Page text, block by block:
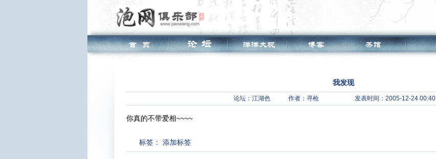
我发现
论坛： 江湖色 作者：寻枪 发表时间：2005-12-24 00:40
你真的不带爱相~~~~
标签： 添加标签